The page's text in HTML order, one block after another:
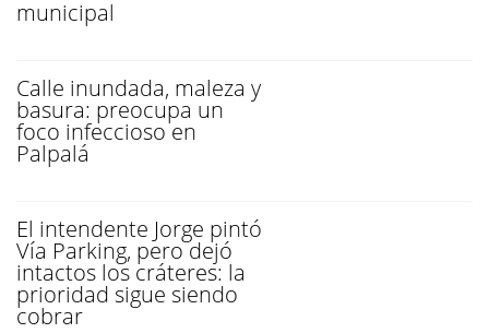
municipal
Calle inundada, maleza y
basura: preocupa un
foco infeccioso en
Palpalá
El intendente Jorge pintó
Vía Parking, pero dejó
intactos los cráteres: la
prioridad sigue siendo
cobrar